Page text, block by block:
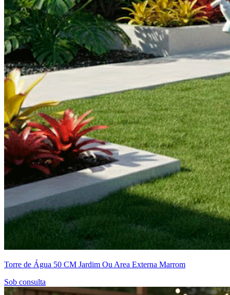
Torre de Água 50 CM Jardim Ou Area Externa Marrom
Sob consulta